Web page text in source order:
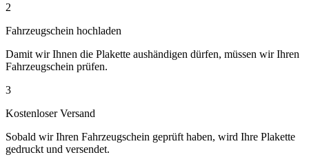
2
Fahrzeugschein hochladen
Damit wir Ihnen die Plakette aushändigen dürfen, müssen wir Ihren
Fahrzeugschein prüfen.
3
Kostenloser Versand
Sobald wir Ihren Fahrzeugschein geprüft haben, wird Ihre Plakette
gedruckt und versendet.